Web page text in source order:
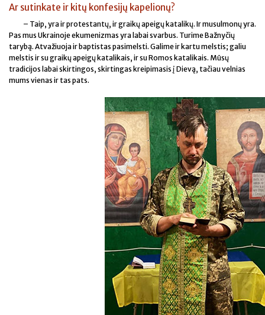
Ar sutinkate ir kitų konfesijų kapelionų?
– Taip, yra ir protestantų, ir graikų apeigų katalikų. Ir musulmonų yra.
Pas mus Ukrainoje ekumenizmas yra labai svarbus. Turime Bažnyčių
tarybą. Atvažiuoja ir baptistas pasimelsti. Galime ir kartu melstis; galiu
melstis ir su graikų apeigų katalikais, ir su Romos katalikais. Mūsų
tradicijos labai skirtingos, skirtingas kreipimasis į Dievą, tačiau velnias
mums vienas ir tas pats.